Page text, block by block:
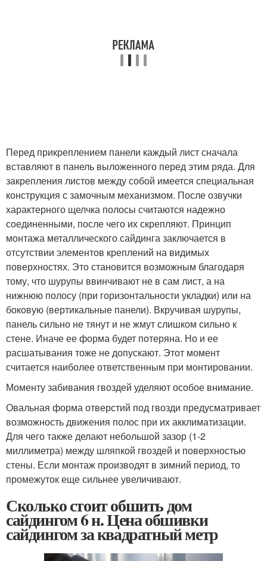
Перед прикреплением панели каждый лист сначала
вставляют в панель выложенного перед этим ряда. Для
закрепления листов между собой имеется специальная
конструкция с замочным механизмом. После озвучки
характерного щелчка полосы считаются надежно
соединенными, после чего их скрепляют. Принцип
монтажа металлического сайдинга заключается в
отсутствии элементов креплений на видимых
поверхностях. Это становится возможным благодаря
тому, что шурупы ввинчивают не в сам лист, а на
нижнюю полосу (при горизонтальности укладки) или на
боковую (вертикальные панели). Вкручивая шурупы,
панель сильно не тянут и не жмут слишком сильно к
стене. Иначе ее форма будет потеряна. Но и ее
расшатывания тоже не допускают. Этот момент
считается наиболее ответственным при монтировании.
Моменту забивания гвоздей уделяют особое внимание.
Овальная форма отверстий под гвозди предусматривает
возможность движения полос при их акклиматизации.
Для чего также делают небольшой зазор (1-2
миллиметра) между шляпкой гвоздей и поверхностью
стены. Если монтаж производят в зимний период, то
промежуток еще сильнее увеличивают.
Сколько стоит обшить дом
сайдингом 6 н. Цена обшивки
сайдингом за квадратный метр